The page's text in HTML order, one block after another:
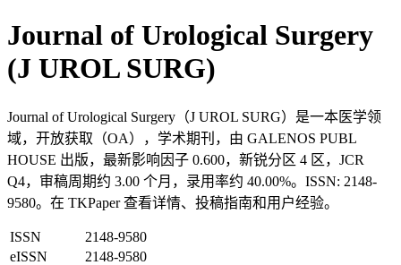
Journal of Urological Surgery
(J UROL SURG)
Journal of Urological Surgery（J UROL SURG）是一本医学领
域，开放获取（OA），学术期刊，由 GALENOS PUBL
HOUSE 出版，最新影响因子 0.600，新锐分区 4 区，JCR
Q4，审稿周期约 3.00 个月，录用率约 40.00%。ISSN: 2148-
9580。在 TKPaper 查看详情、投稿指南和用户经验。
ISSN
2148-9580
eISSN
2148-9580